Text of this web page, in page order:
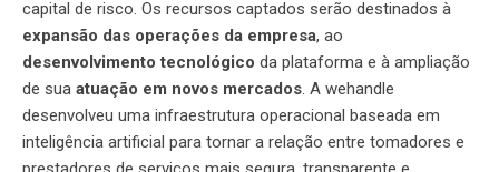
capital de risco. Os recursos captados serão destinados à
expansão das operações da empresa, ao
desenvolvimento tecnológico da plataforma e à ampliação
de sua atuação em novos mercados. A wehandle
desenvolveu uma infraestrutura operacional baseada em
inteligência artificial para tornar a relação entre tomadores e